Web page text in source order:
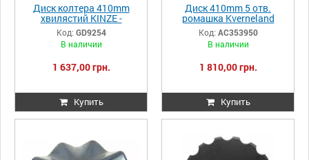
Диск колтера 410mm
хвилястий KINZE -
GD9254
Код: GD9254
В наличии
1 637,00 грн.
Купить
Диск 410mm 5 отв.
ромашка Kverneland
ACCORD AC353950
Код: AC353950
В наличии
1 810,00 грн.
Купить